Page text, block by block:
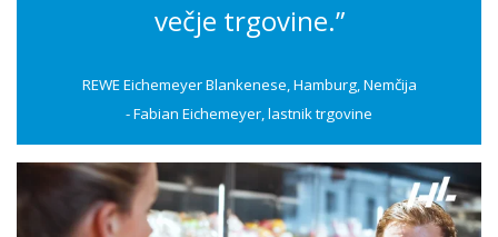
večje trgovine.”
REWE Eichemeyer Blankenese, Hamburg, Nemčija
- Fabian Eichemeyer, lastnik trgovine